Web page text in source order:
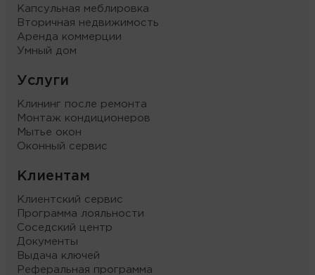
Капсульная меблировка
Вторичная недвижимость
Аренда коммерции
Умный дом
Услуги
Клининг после ремонта
Монтаж кондиционеров
Мытье окон
Оконный сервис
Клиентам
Клиентский сервис
Программа лояльности
Соседский центр
Документы
Выдача ключей
Реферальная программа